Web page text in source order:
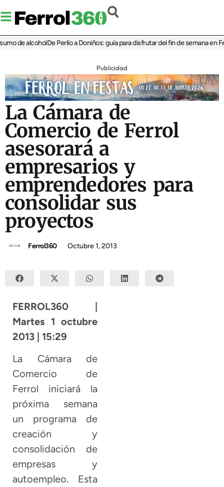
de alcoholDe Perlío a Doniños: guía para disfrutar del fin de semana en
Publicidad
La Cámara de
Comercio de Ferrol
asesorará a
empresarios y
emprendedores para
consolidar sus
proyectos
Ferrol360 Octubre 1, 2013
FERROL360 |
Martes 1 octubre
2013 | 15:29
La Cámara de
Comercio de
Ferrol iniciará la
próxima semana
un programa de
creación y
consolidación de
empresas y
autoempleo. Esta